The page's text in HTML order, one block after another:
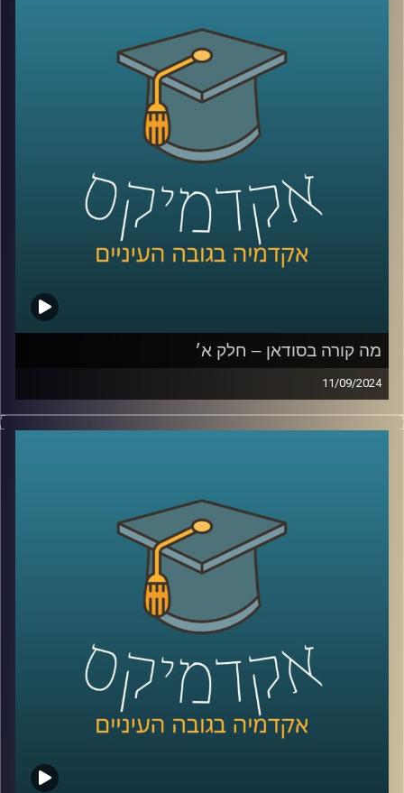
הבכירים יוביל אותה בדרכה החדשה, הציתה שוב קרבות קשים
שקורעים את המדינה המשוסעת מבפנים
אז למה כולם לאחרונה מדברים על סודאן ואיך זה קשור
כדי לשפוך אור על המצב בסודאן הצטרף אלינו ד"ר חיים קורן,
בית ספר לאודר לממשל, דיפלומטיה ואסטרטגיה, אוניברסיטת
לשעבר שגריר ישראל הראשון לדרום סודאן ומצרים.
קרדיט תמונות:AudioVersity
מה קורה בסודאן – חלק א׳
11/09/2024
אחרי שנים של מלחמות פנימיות עקובות מדם בסודאן, ועם
נפילתו של הדיקטטור קולונל עומר אל בשיר, ששלט במדינה
הבכירים יוביל אותה בדרכה החדשה, הציתה שוב קרבות קשים
שקורעים את המדינה המפולגת מבפנים
אז למה כולם לאחרונה מדברים על סודאן ואיך זה קשור
כדי לשפוך אור על המצב בסודאן הצטרף אלינו ד"ר חיים קורן,
בית ספר לאודר לממשל, דיפלומטיה ואסטרטגיה, אוניברסיטת
לשעבר שגריר ישראל הראשון לדרום סודאן ומצרים.
קרדיט תמונות:AudioVersity